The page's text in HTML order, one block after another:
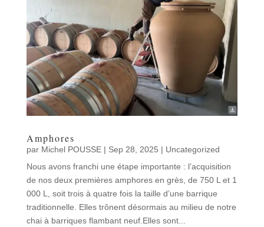
Amphores
par Michel POUSSE| Sep 28, 2025 | Uncategorized
Nous avons franchi une étape importante : l’acquisition
de nos deux premières amphores en grès, de 750 L et 1
000 L, soit trois à quatre fois la taille d’une barrique
traditionnelle. Elles trônent désormais au milieu de notre
chai à barriques flambant neuf.Elles sont...